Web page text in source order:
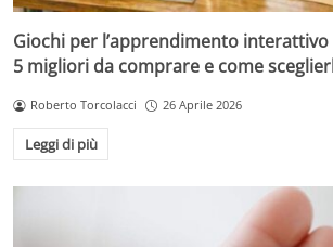
Giochi per l’apprendimento
5 migliori da comprare e come
Roberto Torcolacci 26 Aprile 2026
Leggi di più